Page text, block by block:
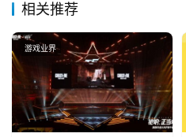
相关推荐
游戏业界